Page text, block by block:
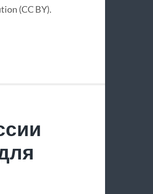
(CC BY).